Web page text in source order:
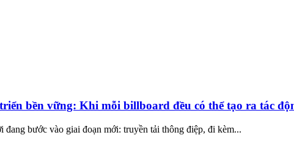
bền vững: Khi mỗi billboard đều có thể tạo ra tác
bước vào giai đoạn mới: truyền tải thông điệp, đi kèm...